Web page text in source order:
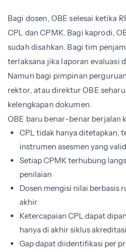
Bagi dosen, OBE selesai ketika
CPL dan CPMK. Bagi kaprodi,
sudah disahkan. Bagi tim
terlaksana jika laporan evaluasi
Namun bagi pimpinan
rektor, atau direktur OBE
kelengkapan dokumen.
OBE baru benar-benar berjalan
CPL tidak hanya ditetapkan,
instrumen asesmen yang valid
Setiap CPMK terhubung
penilaian
Dosen mengisi nilai berbasis
akhir
Ketercapaian CPL dapat
hanya di akhir siklus akreditasi
Gap dapat diidentifikasi per